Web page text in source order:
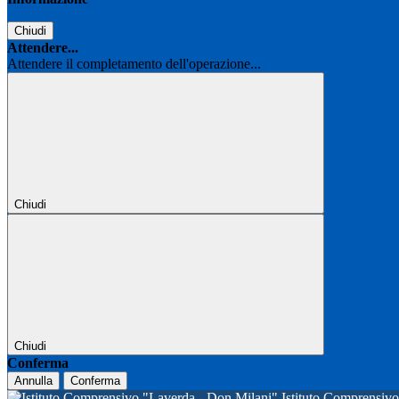
Chiudi
Attendere...
Attendere il completamento dell'operazione...
Chiudi
Chiudi
Conferma
Annulla Conferma